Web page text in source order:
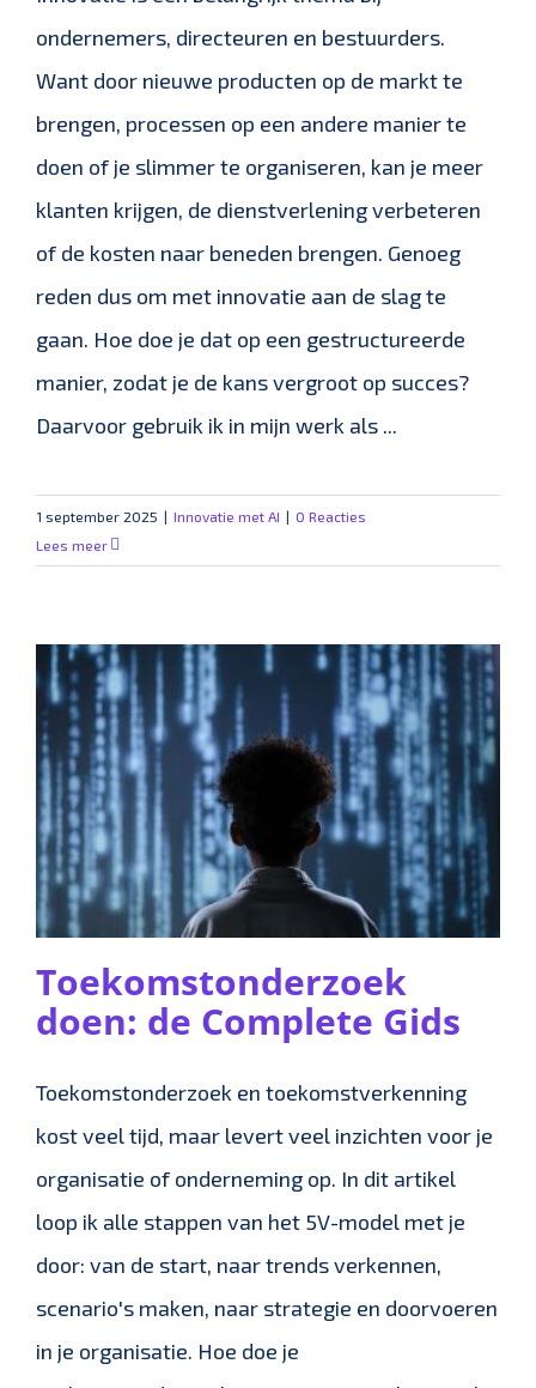
ondernemers, directeuren en bestuurders.
Want door nieuwe producten op de markt te
brengen, processen op een andere manier te
doen of je slimmer te organiseren, kan je meer
klanten krijgen, de dienstverlening verbeteren
of de kosten naar beneden brengen. Genoeg
reden dus om met innovatie aan de slag te
gaan. Hoe doe je dat op een gestructureerde
manier, zodat je de kans vergroot op succes?
Daarvoor gebruik ik in mijn werk als ...
1 september 2025 | Innovatie met AI | 0 Reacties
Lees meer
Toekomstonderzoek
doen: de Complete Gids
Toekomstonderzoek en toekomstverkenning
kost veel tijd, maar levert veel inzichten voor je
organisatie of onderneming op. In dit artikel
loop ik alle stappen van het 5V-model met je
door: van de start, naar trends verkennen,
scenario's maken, naar strategie en doorvoeren
in je organisatie. Hoe doe je